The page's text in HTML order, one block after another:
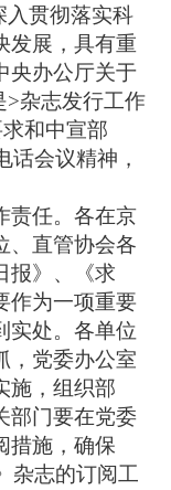
入贯彻落实科
发展，具有重
央办公厅关于
>杂志发行工作
和中宣部
话会议精神，
任。各在京
、直管协会各
报》、《求
作为一项重要
实处。各单位
，党委办公室
施，组织部
部门要在党委
措施，确保
杂志的订阅工